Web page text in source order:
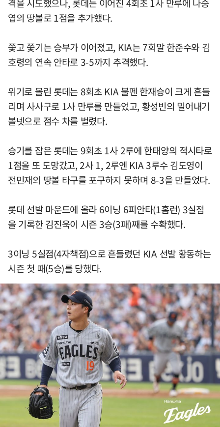
격을 시도했으나, 롯데는 이어진 4회초 1사 만루에 나승
엽의 땅볼로 1점을 추가했다.
쫓고 쫓기는 승부가 이어졌고, KIA는 7회말 한준수와 김
호령의 연속 안타로 3-5까지 추격했다.
위기로 몰린 롯데는 8회초 KIA 불펜 한재승이 크게 흔들
리며 사사구로 1사 만루를 만들었고, 황성빈의 밀어내기
볼넷으로 점수 차를 벌렸다.
승기를 잡은 롯데는 9회초 1사 2루에 한태양의 적시타로
1점을 또 도망갔고, 2사 1, 2루엔 KIA 3루수 김도영이
전민재의 땅볼 타구를 포구하지 못하며 8-3을 만들었다.
롯데 선발 마운드에 올라 6이닝 6피안타(1홈런) 3실점
을 기록한 김진욱이 시즌 3승(3패)째를 수확했다.
3이닝 5실점(4자책점)으로 흔들렸던 KIA 선발 황동하는
시즌 첫 패(5승)를 당했다.